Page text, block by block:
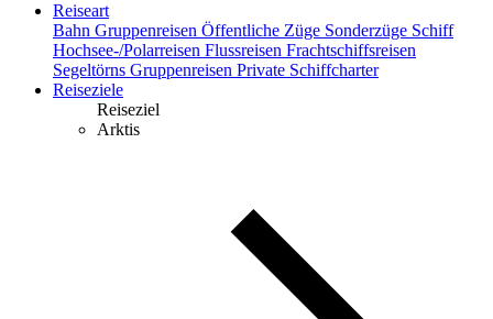
Reiseart
Bahn Gruppenreisen Öffentliche Züge Sonderzüge Schiff
Hochsee-/Polarreisen Flussreisen Frachtschiffsreisen
Segeltörns Gruppenreisen Private Schiffcharter
Reiseziele
Reiseziel
Arktis